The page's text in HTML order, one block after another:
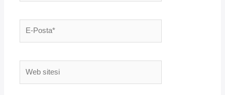
Posta*
sitesi